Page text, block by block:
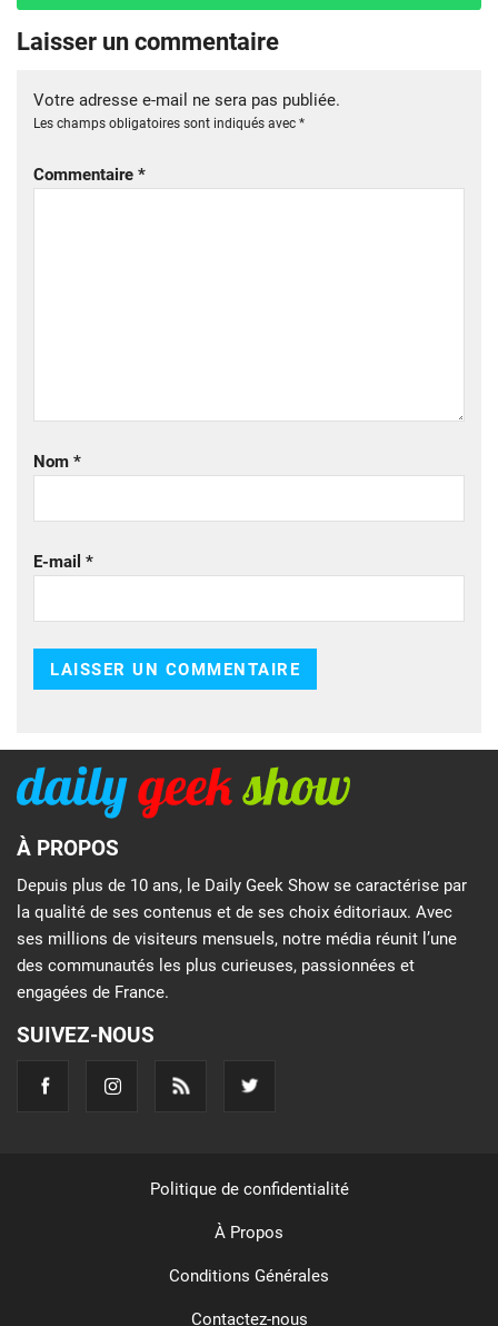
Laisser un commentaire
Votre adresse e-mail ne sera pas publiée.
Les champs obligatoires sont indiqués avec *
Commentaire *
Nom *
E-mail *
À PROPOS
Depuis plus de 10 ans, le Daily Geek Show se caractérise par
la qualité de ses contenus et de ses choix éditoriaux. Avec
ses millions de visiteurs mensuels, notre média réunit l’une
des communautés les plus curieuses, passionnées et
engagées de France.
SUIVEZ-NOUS
Politique de confidentialité
À Propos
Conditions Générales
Contactez-nous